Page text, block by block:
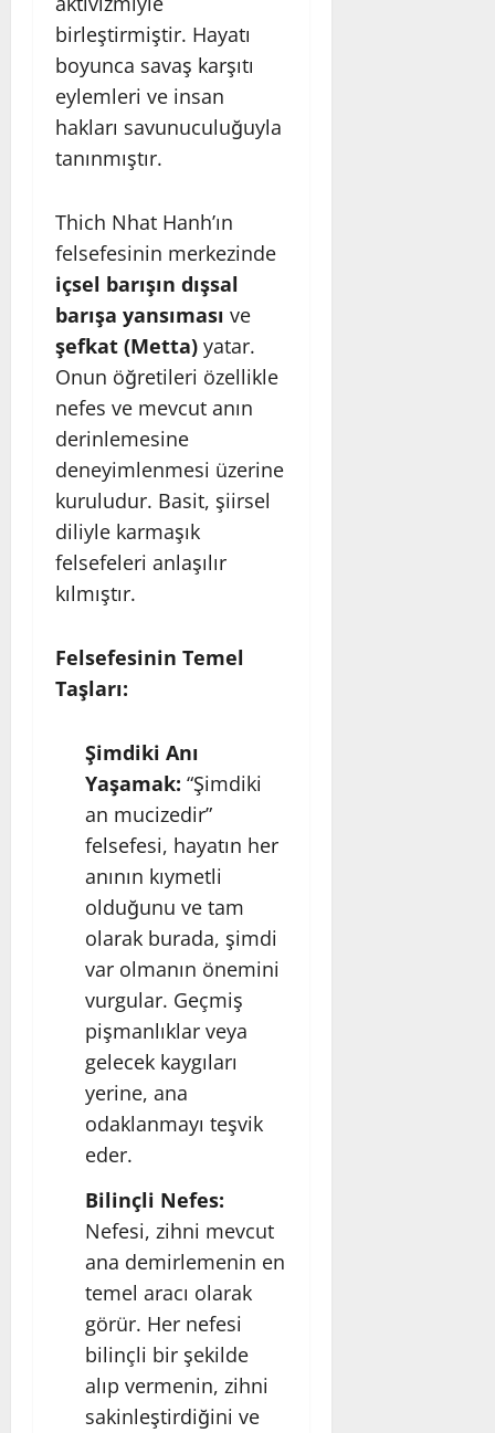
birleştirmiştir. Hayatı
boyunca savaş karşıtı
eylemleri ve insan
hakları savunuculuğuyla
tanınmıştır.
Thich Nhat Hanh’ın
felsefesinin merkezinde
içsel barışın dışsal
barışa yansıması ve
şefkat (Metta) yatar.
Onun öğretileri özellikle
nefes ve mevcut anın
derinlemesine
deneyimlenmesi üzerine
kuruludur. Basit, şiirsel
diliyle karmaşık
felsefeleri anlaşılır
kılmıştır.
Felsefesinin Temel
Taşları:
Şimdiki Anı
Yaşamak: “Şimdiki
an mucizedir”
felsefesi, hayatın her
anının kıymetli
olduğunu ve tam
olarak burada, şimdi
var olmanın önemini
vurgular. Geçmiş
pişmanlıklar veya
gelecek kaygıları
yerine, ana
odaklanmayı teşvik
eder.
Bilinçli Nefes:
Nefesi, zihni mevcut
ana demirlemenin en
temel aracı olarak
görür. Her nefesi
bilinçli bir şekilde
alıp vermenin, zihni
sakinleştirdiğini ve